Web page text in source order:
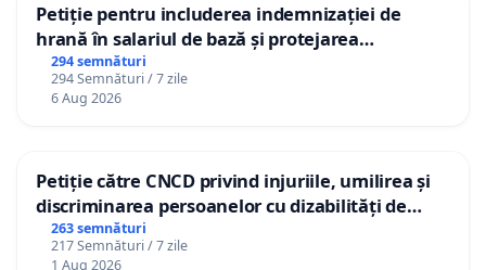
Petiție pentru includerea indemnizației de
hrană în salariul de bază și protejarea
gradațiilor de vechime pentru asistenții
personali
294 semnături
294 Semnături / 7 zile
6 Aug 2026
Petiție către CNCD privind injuriile, umilirea și
discriminarea persoanelor cu dizabilități de
către utilizatorul TikTok „Gorici”
263 semnături
217 Semnături / 7 zile
1 Aug 2026